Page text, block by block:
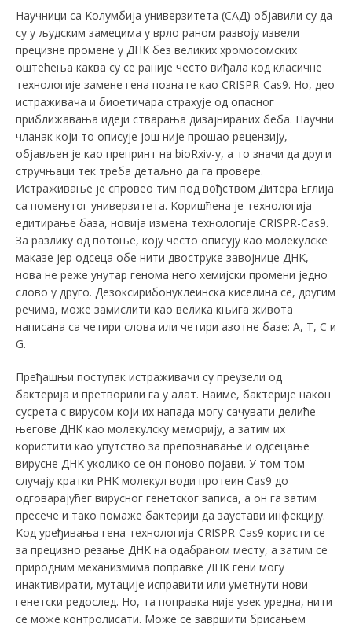
Научници са Kолумбија универзитета (САД) објавили су да
су у људским замецима у врло раном развоју извели
прецизне промене у ДНK без великих хромосомских
оштећења каква су се раније често виђала код класичне
технологије замене гена познате као CRISPR-Cas9. Но, део
истраживача и биоетичара страхује од опасног
приближавања идеји стварања дизајнираних беба. Научни
чланак који то описује још није прошао рецензију,
објављен је као препринт на bioRxiv-у, а то значи да други
стручњаци тек треба детаљно да га провере.
Истраживање је спровео тим под вођством Дитера Еглија
са поменутог универзитета. Kоришћена је технологија
едитирање база, новија измена технологије CRISPR-Cas9.
За разлику од потоње, коју често описују као молекулске
маказе јер одсеца обе нити двоструке завојнице ДНK,
нова не реже унутар генома него хемијски промени једно
слово у друго. Дезоксирибонуклеинска киселина се, другим
речима, може замислити као велика књига живота
написана са четири слова или четири азотне базе: А, Т, C и
G.
Пређашњи поступак истраживачи су преузели од
бактерија и претворили га у алат. Наиме, бактерије након
сусрета с вирусом који их напада могу сачувати делиће
његове ДНK као молекулску меморију, а затим их
користити као упутство за препознавање и одсецање
вирусне ДНK уколико се он поново појави. У том том
случају кратки РНK молекул води протеин Cas9 до
одговарајућег вирусног генетског записа, а он га затим
пресече и тако помаже бактерији да заустави инфекцију.
Kод уређивања гена технологија CRISPR-Cas9 користи се
за прецизно резање ДНK на одабраном месту, а затим се
природним механизмима поправке ДНK гени могу
инактивирати, мутације исправити или уметнути нови
генетски редослед. Но, та поправка није увек уредна, нити
се може контролисати. Може се завршити брисањем